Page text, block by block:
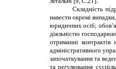
Складність
навести окремі
юридичних осіб;
діяльністю
отриманні
адміністративного
започаткування та
та регулювання